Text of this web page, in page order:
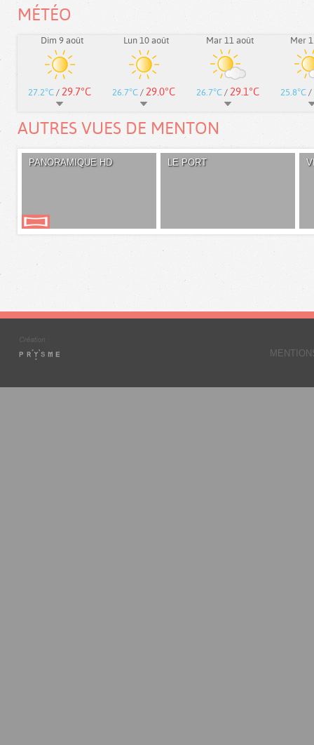
MÉTÉO
Dim 9 août
27.2°C / 29.7°C
Lun 10 août
26.7°C / 29.0°C
Mar 11 août
26.7°C / 29.1°C
Mer
25.8°C /
AUTRES VUES DE MENTON
PANORAMIQUE HD LE PORT